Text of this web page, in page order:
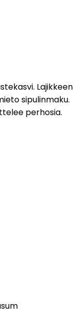
Lajikkeen
sipulinmaku.
perhosia.